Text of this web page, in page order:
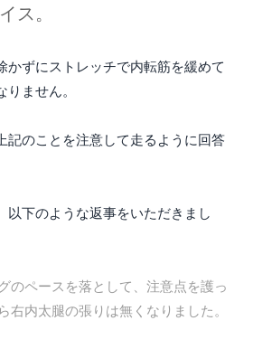
ス。
かずにストレッチで内転筋を緩めて
ません。
記のことを注意して走るように回答
以下のような返事をいただきまし
のペースを落として、注意点を護っ
右内太腿の張りは無くなりました。